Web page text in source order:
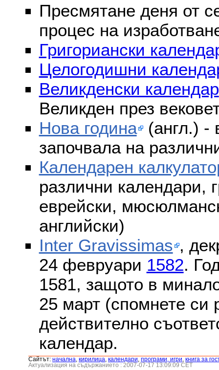
Пресмятане деня от
процес на
Григориански
Целогодишни
Великденски календар
Великден през
Нова година (англ.) -
започвала на
Календарен
различни календари,
еврейски,
английски)
Inter Gravissimas ,
24 февруари 1582.
1581, защото в
25 март (спомнете си
действително
календар.
Сайтът: началнa, кирилица, календари, програми, игри, книга за
Актуализация на съдържанието : 2007-07-17 13:09:09 CET